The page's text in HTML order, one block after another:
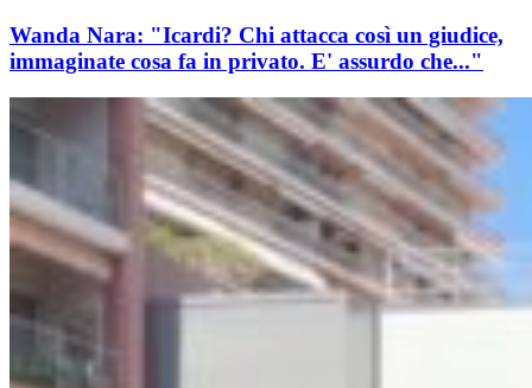
Wanda Nara: "Icardi? Chi attacca così un giudice,
immaginate cosa fa in privato. E' assurdo che..."